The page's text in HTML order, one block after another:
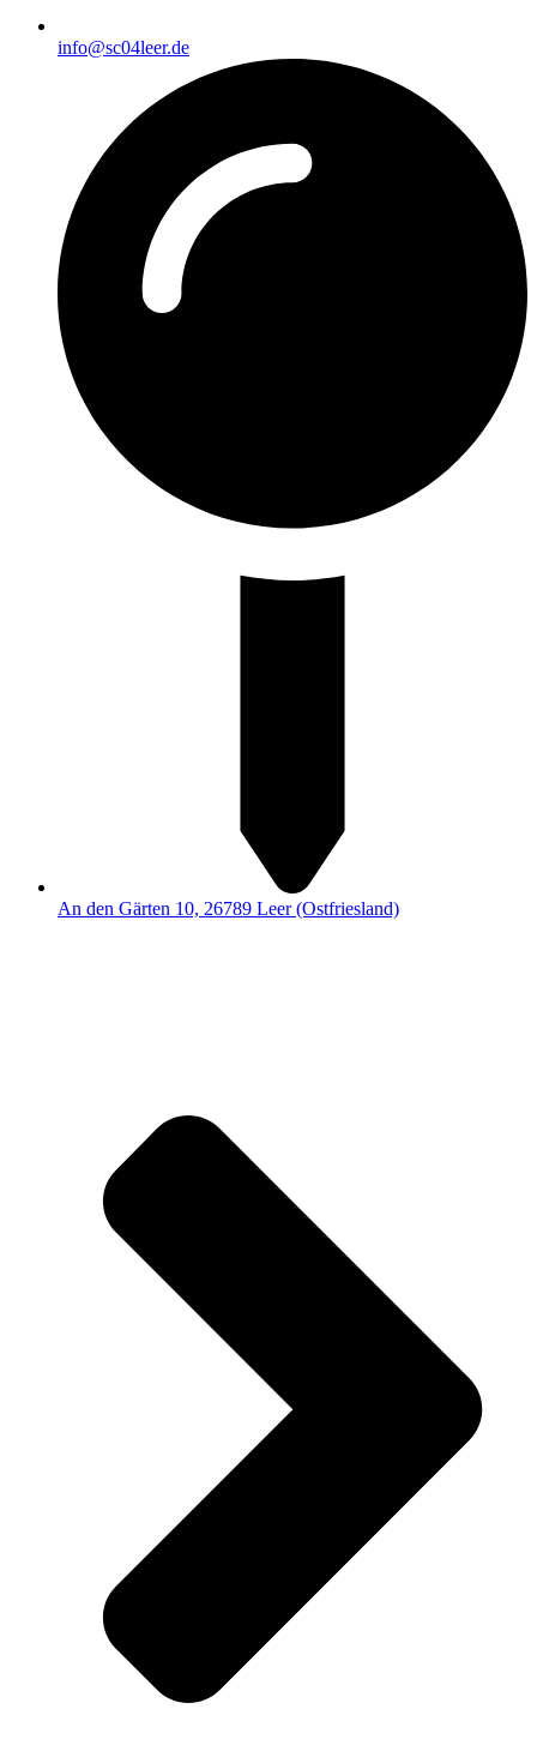
info@sc04leer.de
An den Gärten 10, 26789 Leer (Ostfriesland)